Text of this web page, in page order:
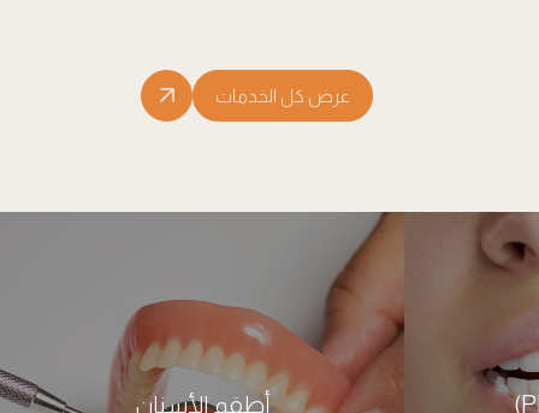
عرض كل الخدمات
أطقم الأسنان